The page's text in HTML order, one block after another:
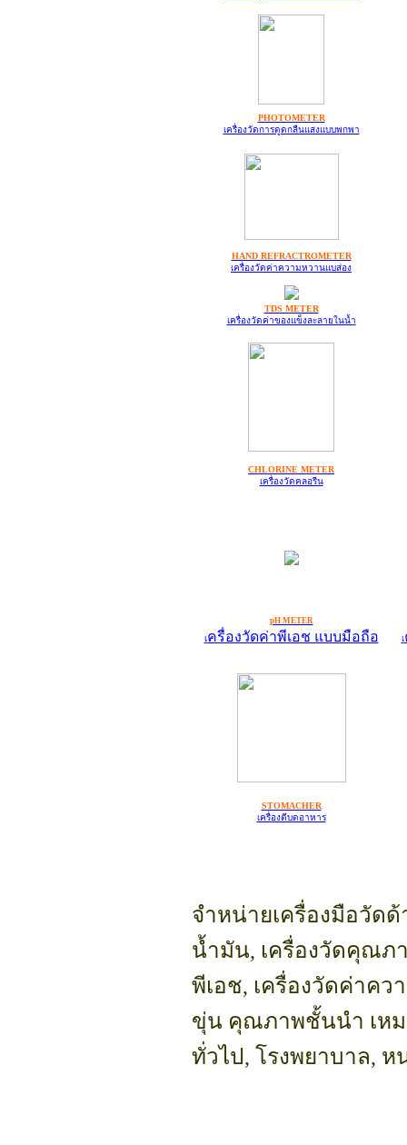
PHOTOMETER
เครื่องวัดการดูดกลืนแสงแบบพกพา
HAND REFRACTROMETER
เครื่องวัดค่าความหวานแบส่อง
TDS METER
เครื่องวัดค่าของแข็งละลายในน้ำ
CHLORINE METER
เครื่องวัดคลอรีน
pH METER
เครื่องวัดค่าพีเอช แบบมือถือ เ
STOMACHER
เครื่องตีบดอาหาร
จำหน่ายเครื่องมือวัด
น้ำมัน, เครื่องวัดคุณภ
พีเอช, เครื่องวัดค่าคว
ขุ่น คุณภาพชั้นนำ เหม
ทั่วไป, โรงพยาบาล,